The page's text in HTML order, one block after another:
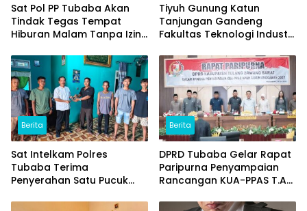
Sat Pol PP Tubaba Akan
Tindak Tegas Tempat
Hiburan Malam Tanpa Izin
Tiyuh Gunung Katun
Tanjungan Gandeng
Fakultas Teknologi Industri
Potensi Ikan Lomou
Menjadi Prodak Unggulan
Berita
Sat Intelkam Polres
Tubaba Terima
Penyerahan Satu Pucuk
Masyarakat
Berita
DPRD Tubaba Gelar Rapat
Paripurna Penyampaian
Rancangan KUA-PPAS T.A